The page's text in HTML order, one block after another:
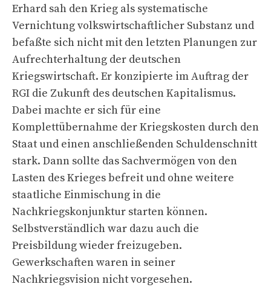
Erhard sah den Krieg als systematische
Vernichtung volkswirtschaftlicher Substanz und
befaßte sich nicht mit den letzten Planungen zur
Aufrechterhaltung der deutschen
Kriegswirtschaft. Er konzipierte im Auftrag der
RGI die Zukunft des deutschen Kapitalismus.
Dabei machte er sich für eine
Komplettübernahme der Kriegskosten durch den
Staat und einen anschließenden Schuldenschnitt
stark. Dann sollte das Sachvermögen von den
Lasten des Krieges befreit und ohne weitere
staatliche Einmischung in die
Nachkriegskonjunktur starten können.
Selbstverständlich war dazu auch die
Preisbildung wieder freizugeben.
Gewerkschaften waren in seiner
Nachkriegsvision nicht vorgesehen.